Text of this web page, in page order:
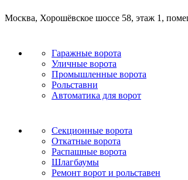
Москва, Хорошёвское шоссе 58, этаж 1,
Гаражные ворота
Уличные ворота
Промышленные ворота
Рольставни
Автоматика для ворот
Секционные ворота
Откатные ворота
Распашные ворота
Шлагбаумы
Ремонт ворот и рольставен